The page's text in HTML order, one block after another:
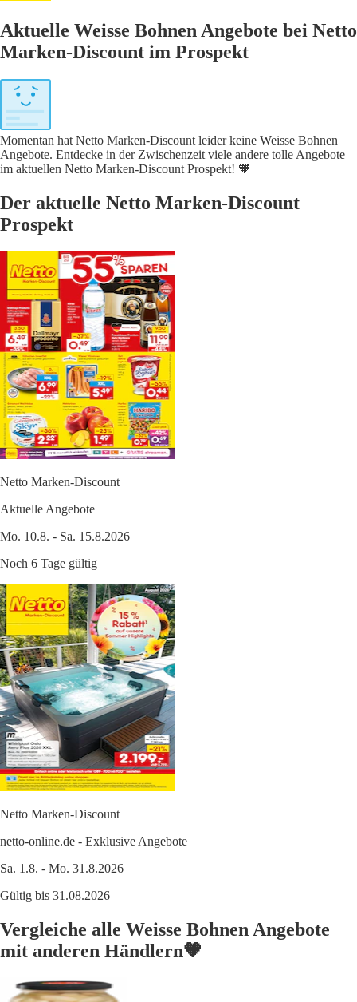
Aktuelle Weisse Bohnen Angebote bei Netto
Marken-Discount im Prospekt
Momentan hat Netto Marken-Discount leider keine Weisse Bohnen
Angebote. Entdecke in der Zwischenzeit viele andere tolle Angebote
im aktuellen Netto Marken-Discount Prospekt! 🧡
Der aktuelle Netto Marken-Discount
Prospekt
Netto Marken-Discount
Aktuelle Angebote
Mo. 10.8. - Sa. 15.8.2026
Noch 6 Tage gültig
Netto Marken-Discount
netto-online.de - Exklusive Angebote
Sa. 1.8. - Mo. 31.8.2026
Gültig bis 31.08.2026
Vergleiche alle Weisse Bohnen Angebote
mit anderen Händlern🧡